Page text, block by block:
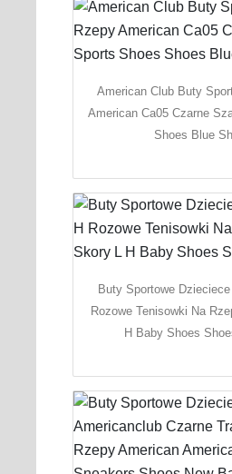
American Club Buty
American Ca05 Czarne
Shoes Blue
Buty Sportowe
Rozowe Tenisowki Na
H Baby Shoes